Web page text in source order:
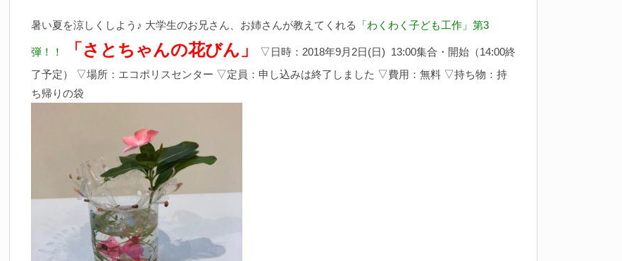
暑い夏を涼しくしよう♪ 大学生のお兄さん、お姉さんが教えてくれる 「わくわく子ども工作」第3
弾！！ 「さとちゃんの花びん」
▽日時：2018年9月2日(日) 13:00集合・開始（14:00終
了予定） ▽場所：エコポリスセンター ▽定員：申し込みは終了しました ▽費用：無料 ▽持ち物：持
ち帰りの袋